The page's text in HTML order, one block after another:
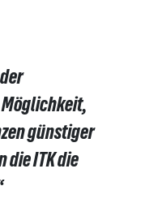
günstiger
die ITK die